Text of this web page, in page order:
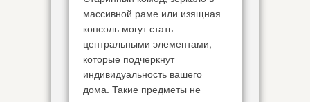
массивной раме или изящная
консоль могут стать
центральными элементами,
которые подчеркнут
индивидуальность вашего
дома. Такие предметы не